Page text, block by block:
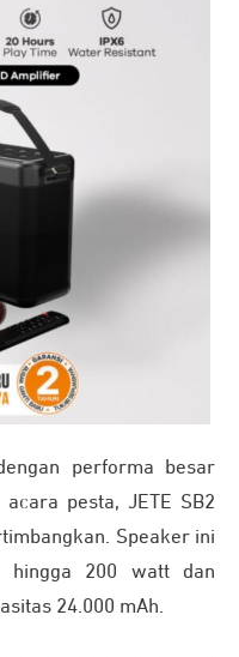
performa besar
pesta, JETE SB2
Speaker ini
hingga 200 watt dan
24.000 mAh.